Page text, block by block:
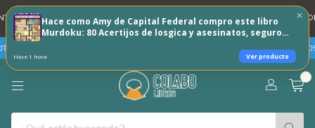
Hace como Amy de Capital Federal compro este libro
Murdoku: 80 Acertijos de losgica y asesinatos, seguro
Hace 1 hora Ver producto
20% REINTEGRO TODOS LOS DÍAS 🐶 💳 3 CUOTAS SIN INTERES CON
INTERES TARJETAS BBVA - VIERNES 7 Y SABADO 8 DE AGOSTO 30%
0